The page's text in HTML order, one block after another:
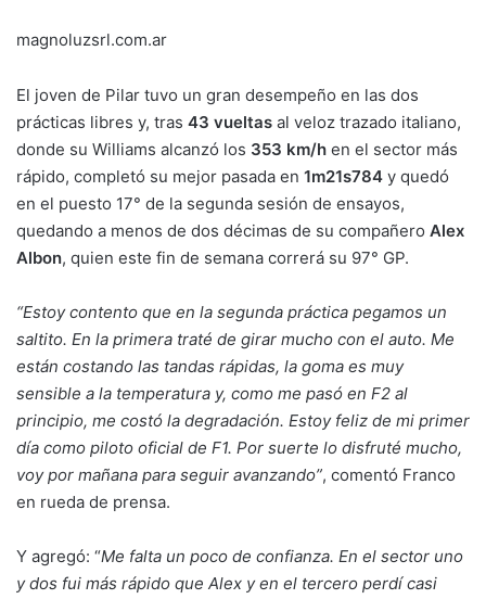
magnoluzsrl.com.ar
El joven de Pilar tuvo un gran desempeño en las dos
prácticas libres y, tras 43 vueltas al veloz trazado italiano,
donde su Williams alcanzó los 353 km/h en el sector más
rápido, completó su mejor pasada en 1m21s784 y quedó
en el puesto 17° de la segunda sesión de ensayos,
quedando a menos de dos décimas de su compañero Alex
Albon, quien este fin de semana correrá su 97° GP.
“Estoy contento que en la segunda práctica pegamos un
saltito. En la primera traté de girar mucho con el auto. Me
están costando las tandas rápidas, la goma es muy
sensible a la temperatura y, como me pasó en F2 al
principio, me costó la degradación. Estoy feliz de mi primer
día como piloto oficial de F1. Por suerte lo disfruté mucho,
voy por mañana para seguir avanzando”, comentó Franco
en rueda de prensa.
Y agregó: “Me falta un poco de confianza. En el sector uno
y dos fui más rápido que Alex y en el tercero perdí casi